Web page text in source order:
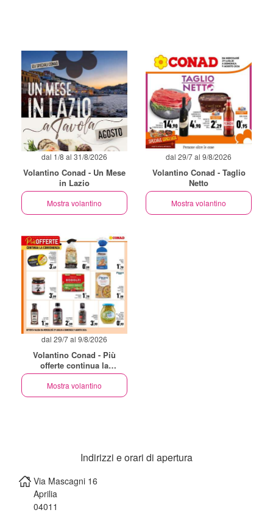
dal 1/8 al 31/8/2026
Volantino Conad - Un Mese
in Lazio
Mostra volantino
dal 29/7 al 9/8/2026
Volantino Conad - Taglio
Netto
Mostra volantino
dal 29/7 al 9/8/2026
Volantino Conad - Più
offerte continua la
convenienza
Mostra volantino
Indirizzi e orari di apertura
Via Mascagni 16
Aprilia
04011